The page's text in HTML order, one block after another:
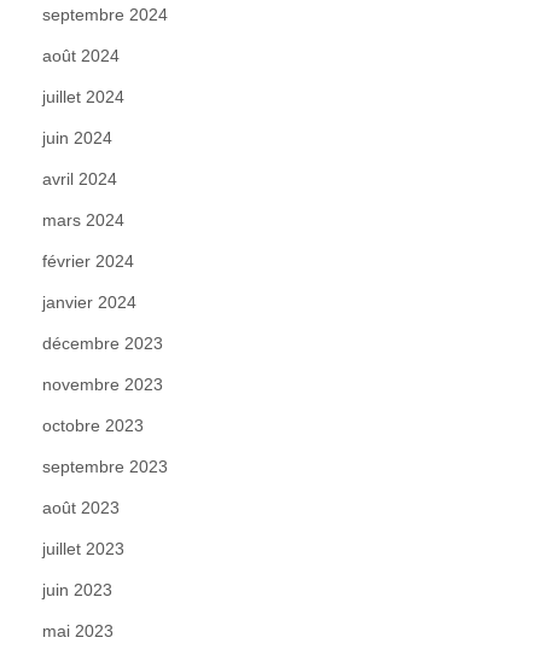
septembre 2024
août 2024
juillet 2024
juin 2024
avril 2024
mars 2024
février 2024
janvier 2024
décembre 2023
novembre 2023
octobre 2023
septembre 2023
août 2023
juillet 2023
juin 2023
mai 2023